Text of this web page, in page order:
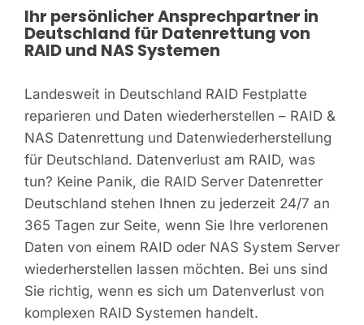
Ihr persönlicher Ansprechpartner in
Deutschland für Datenrettung von
RAID und NAS Systemen
Landesweit in Deutschland RAID Festplatte
reparieren und Daten wiederherstellen – RAID &
NAS Datenrettung und Datenwiederherstellung
für Deutschland. Datenverlust am RAID, was
tun? Keine Panik, die RAID Server Datenretter
Deutschland stehen Ihnen zu jederzeit 24/7 an
365 Tagen zur Seite, wenn Sie Ihre verlorenen
Daten von einem RAID oder NAS System Server
wiederherstellen lassen möchten. Bei uns sind
Sie richtig, wenn es sich um Datenverlust von
komplexen RAID Systemen handelt.